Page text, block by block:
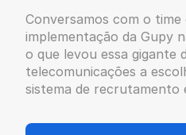
Conversamos com o time
implementação da Gupy
o que levou essa gigante
telecomunicações a
sistema de recrutamento